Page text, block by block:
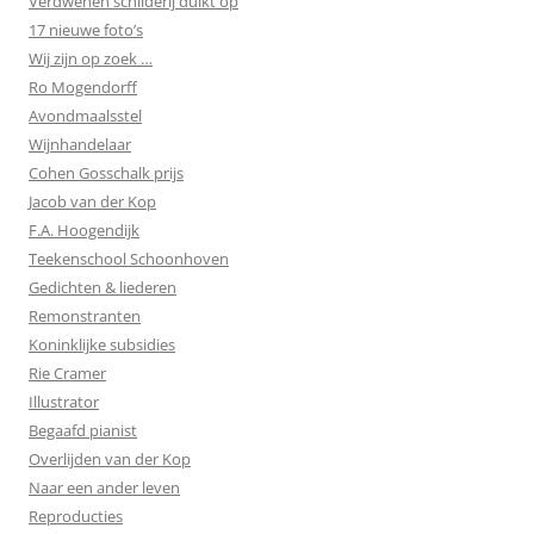
17 nieuwe foto’s
Wij zijn op zoek …
Ro Mogendorff
Avondmaalsstel
Wijnhandelaar
Cohen Gosschalk prijs
Jacob van der Kop
F.A. Hoogendijk
Teekenschool Schoonhoven
Gedichten & liederen
Remonstranten
Koninklijke subsidies
Rie Cramer
Illustrator
Begaafd pianist
Overlijden van der Kop
Naar een ander leven
Reproducties